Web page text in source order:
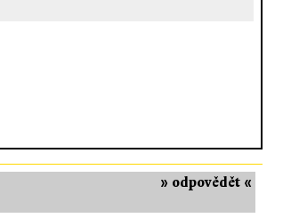
» odpovědět «